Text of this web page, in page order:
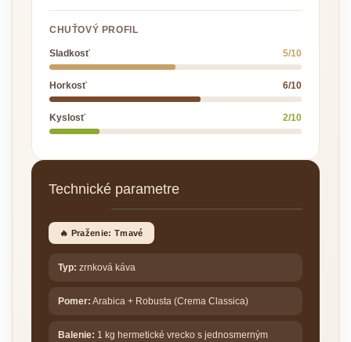
CHUŤOVÝ PROFIL
Sladkosť 5/10
Horkosť 6/10
Kyslosť 2/10
Technické parametre
🔥 Praženie: Tmavé
Typ: zrnková káva
Pomer: Arabica + Robusta (Crema Classica)
Balenie: 1 kg hermetické vrecko s jednosmerným